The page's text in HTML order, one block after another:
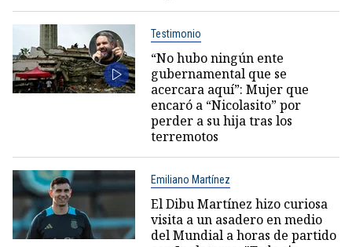
Testimonio
“No hubo ningún ente
gubernamental que se
acercara aquí”: Mujer que
encaró a “Nicolasito” por
perder a su hija tras los
terremotos
Emiliano Martínez
El Dibu Martínez hizo curiosa
visita a un asadero en medio
del Mundial a horas de partido